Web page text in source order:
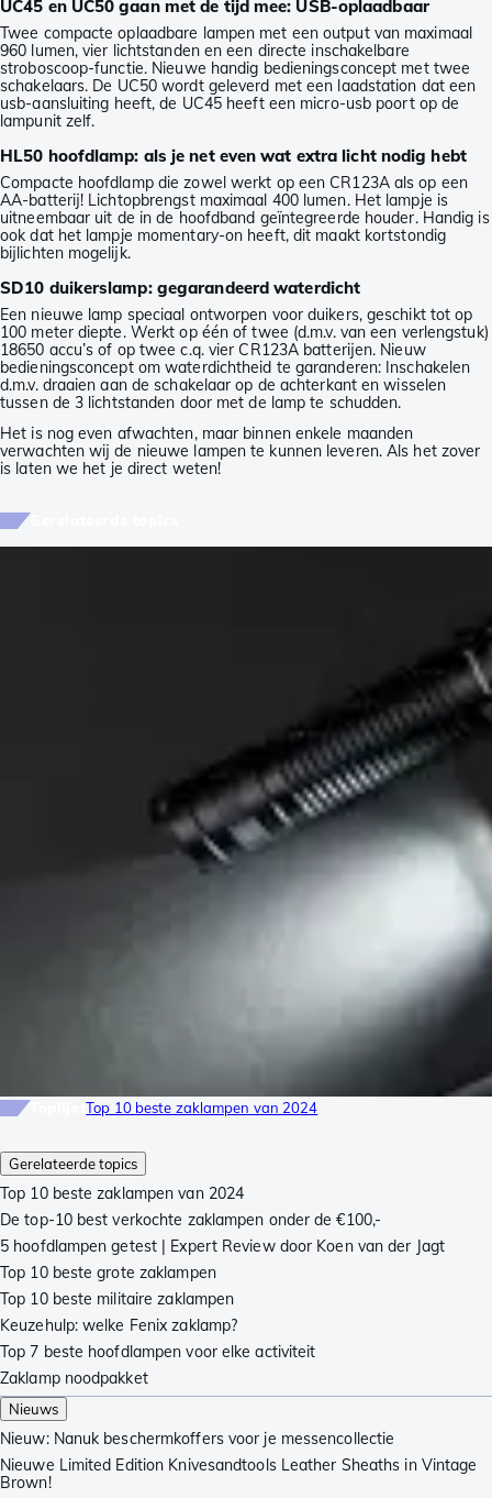
Gerelateerde topics
Top 10 beste zaklampen van 2024
De top-10 best verkochte zaklampen onder de €100,-
5 hoofdlampen getest | Expert Review door Koen van der Jagt
Top 10 beste grote zaklampen
Top 10 beste militaire zaklampen
Keuzehulp: welke Fenix zaklamp?
Top 7 beste hoofdlampen voor elke activiteit
Zaklamp noodpakket
Nieuws
Nieuw: Nanuk beschermkoffers voor je messencollectie
Nieuwe Limited Edition Knivesandtools Leather Sheaths in Vintage
Brown!
UC45 en UC50 gaan met de tijd mee: USB-oplaadbaar
Twee compacte oplaadbare lampen met een output van maximaal
960 lumen, vier lichtstanden en een directe inschakelbare
stroboscoop-functie. Nieuwe handig bedieningsconcept met twee
schakelaars. De UC50 wordt geleverd met een laadstation dat een
usb-aansluiting heeft, de UC45 heeft een micro-usb poort op de
lampunit zelf.
HL50 hoofdlamp: als je net even wat extra licht nodig hebt
Compacte hoofdlamp die zowel werkt op een CR123A als op een
AA-batterij! Lichtopbrengst maximaal 400 lumen. Het lampje is
uitneembaar uit de in de hoofdband geïntegreerde houder. Handig is
ook dat het lampje momentary-on heeft, dit maakt kortstondig
bijlichten mogelijk.
SD10 duikerslamp: gegarandeerd waterdicht
Een nieuwe lamp speciaal ontworpen voor duikers, geschikt tot op
100 meter diepte. Werkt op één of twee (d.m.v. van een verlengstuk)
18650 accu’s of op twee c.q. vier CR123A batterijen. Nieuw
bedieningsconcept om waterdichtheid te garanderen: Inschakelen
d.m.v. draaien aan de schakelaar op de achterkant en wisselen
tussen de 3 lichtstanden door met de lamp te schudden.
Het is nog even afwachten, maar binnen enkele maanden
verwachten wij de nieuwe lampen te kunnen leveren. Als het zover
is laten we het je direct weten!
ToplijstTop 10 beste zaklampen van 2024